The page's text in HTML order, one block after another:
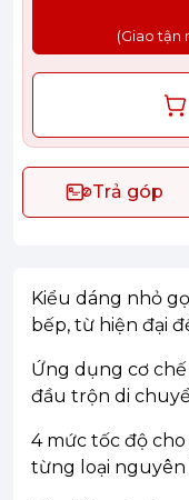
(Giao tận
Trả góp
Kiểu dáng nhỏ
bếp, từ hiện đại
Ứng dụng cơ
đầu trộn di
4 mức tốc độ
từng loại nguyên